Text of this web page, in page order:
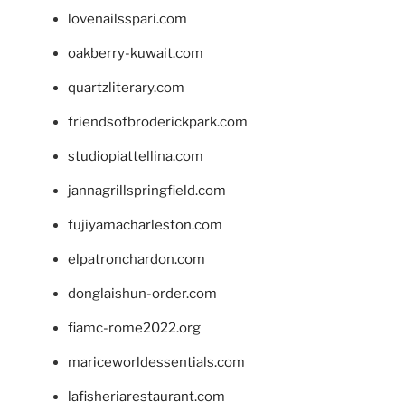
lovenailsspari.com
oakberry-kuwait.com
quartzliterary.com
friendsofbroderickpark.com
studiopiattellina.com
jannagrillspringfield.com
fujiyamacharleston.com
elpatronchardon.com
donglaishun-order.com
fiamc-rome2022.org
mariceworldessentials.com
lafisheriarestaurant.com